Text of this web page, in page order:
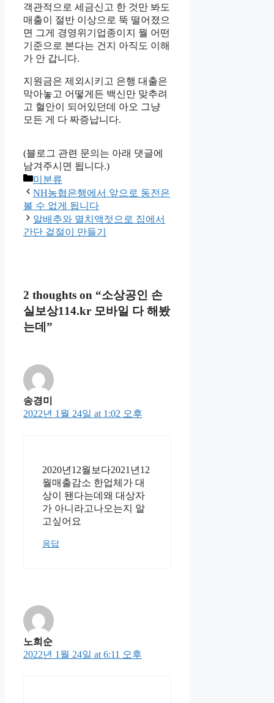
객관적으로 세금신고 한 것만 봐도
매출이 절반 이상으로 뚝 떨어졌으
면 그게 경영위기업종이지 뭘 어떤
기준으로 본다는 건지 아직도 이해
가 안 갑니다.
지원금은 제외시키고 은행 대출은
막아놓고 어떻게든 백신만 맞추려
고 혈안이 되어있던데 아오 그냥
모든 게 다 짜증납니다.
(블로그 관련 문의는 아래 댓글에
남겨주시면 됩니다.)
Categories
미분류
NH농협은행에서 앞으로 동전은
볼 수 없게 됩니다
알배추와 멸치액젓으로 집에서
간단 겉절이 만들기
2 thoughts on “소상공인 손
실보상114.kr 모바일 다 해봤
는데”
송경미
2022년 1월 24일 at 1:02 오후
2020년12월보다2021년12
월매출감소 한업체가 대
상이 됀다는데왜 대상자
가 아니라고나오는지 알
고싶어요
응답
노희순
2022년 1월 24일 at 6:11 오후